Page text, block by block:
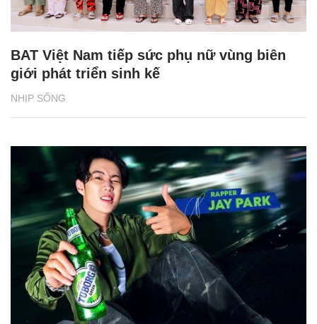
NHỊP SỐNG
BAT Việt Nam tiếp sức phụ nữ vùng biên
giới phát triển sinh kế